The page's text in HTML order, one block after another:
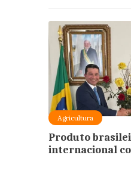
Agricultura
Produto
internacional